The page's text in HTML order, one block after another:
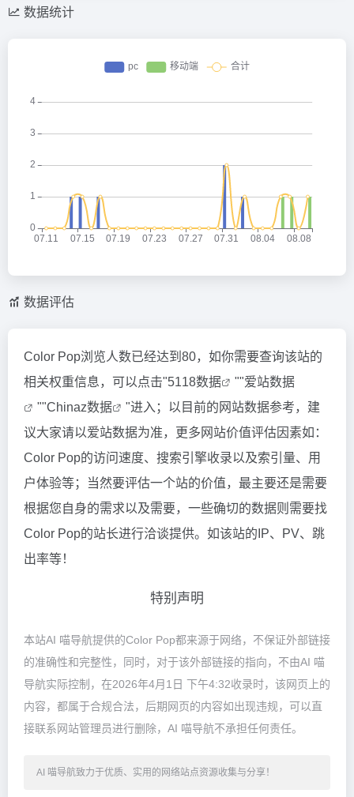
数据统计
数据评估
Color Pop浏览人数已经达到80，如你需要查询该站的
相关权重信息，可以点击"5118数据 ""爱站数据
""Chinaz数据
"进入；以目前的网站数据参考，建
议大家请以爱站数据为准，更多网站价值评估因素如：
Color Pop的访问速度、搜索引擎收录以及索引量、用
户体验等；当然要评估一个站的价值，最主要还是需要
根据您自身的需求以及需要，一些确切的数据则需要找
Color Pop的站长进行洽谈提供。如该站的IP、PV、跳
出率等！
特别声明
本站AI 喵导航提供的Color Pop都来源于网络，不保证外部链接
的准确性和完整性，同时，对于该外部链接的指向，不由AI 喵
导航实际控制，在2026年4月1日 下午4:32收录时，该网页上的
内容，都属于合规合法，后期网页的内容如出现违规，可以直
接联系网站管理员进行删除，AI 喵导航不承担任何责任。
AI 喵导航致力于优质、实用的网络站点资源收集与分享！